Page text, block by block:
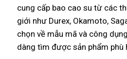
cung cấp bao cao su từ các
giới như Durex, Okamoto,
chọn về mẫu mã và công
dàng tìm được sản phẩm phù